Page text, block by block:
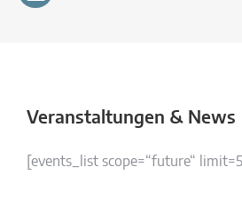
Veranstaltungen & News
[events_list scope=“future“